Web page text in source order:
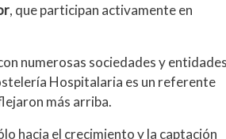
, que participan activamente en
numerosas sociedades y entidades
Hospitalaria es un referente
más arriba.
hacia el crecimiento y la captación